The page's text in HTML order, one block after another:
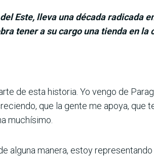
Este, lleva una década radicada
tener a su cargo una tienda en la
de esta historia. Yo vengo de
que la gente me apoya, que
muchísimo.
alguna manera, estoy